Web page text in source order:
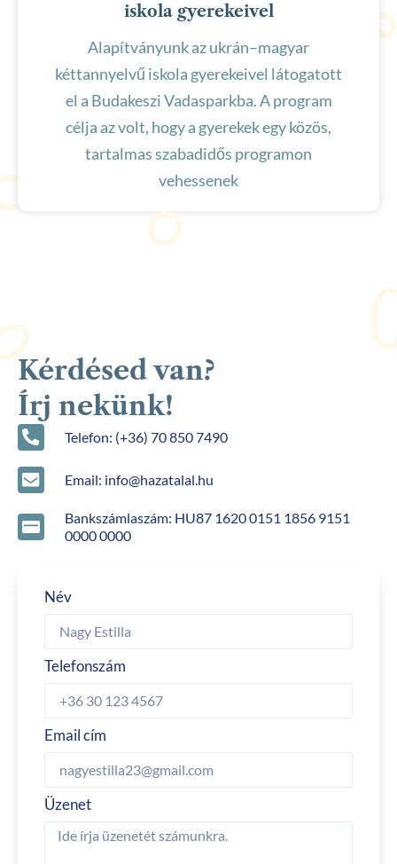
iskola gyerekeivel
Alapítványunk az ukrán–magyar
kéttannyelvű iskola gyerekeivel látogatott
el a Budakeszi Vadasparkba. A program
célja az volt, hogy a gyerekek egy közös,
tartalmas szabadidős programon
vehessenek
Kérdésed van?
Írj nekünk!
Telefon: (+36) 70 850 7490
Email: info@hazatalal.hu
Bankszámlaszám: HU87 1620 0151 1856 9151
0000 0000
Név
Telefonszám
Email cím
Üzenet